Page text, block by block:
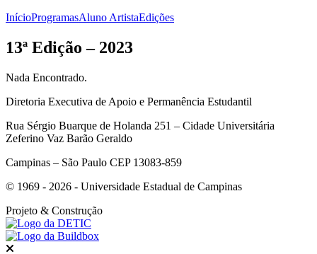
InícioProgramasAluno ArtistaEdições
13ª Edição – 2023
Nada Encontrado.
Diretoria Executiva de Apoio e Permanência Estudantil
Rua Sérgio Buarque de Holanda 251 – Cidade Universitária
Zeferino Vaz Barão Geraldo
Campinas – São Paulo CEP 13083-859
© 1969 - 2026 - Universidade Estadual de Campinas
Projeto & Construção